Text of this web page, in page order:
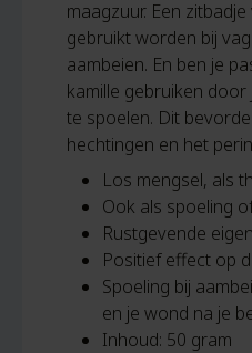
maagzuur. Een
gebruikt worden bij
aambeien. En ben je
kamille gebruiken
te spoelen. Dit
hechtingen en het
Los mengsel, als
Ook als spoeling
Rustgevende
Positief effect op
Spoeling bij
en je wond na je
Inhoud: 50 gram